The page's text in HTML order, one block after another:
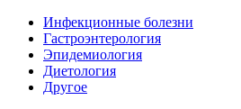
Инфекционные болезни
Гастроэнтерология
Эпидемиология
Диетология
Другое